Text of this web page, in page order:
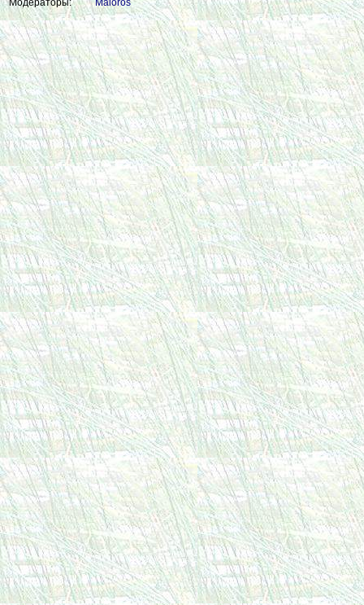
Модераторы:
Maloros